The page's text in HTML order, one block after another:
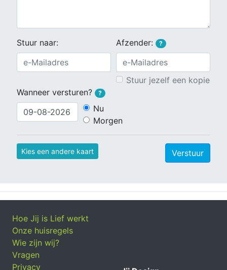
Stuur naar: Afzender: ?
Stuur jezelf een kopie
Wanneer versturen?
?
Nu
Morgen
Kies een andere kaart Verstuur
Hoe Jij is Lief werkt
Onze huisregels
Wie zijn wij?
Vragen
Privacy